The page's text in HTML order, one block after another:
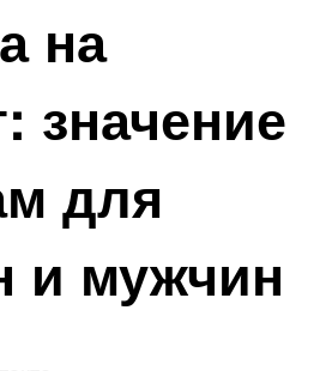
на
значение
для
и мужчин